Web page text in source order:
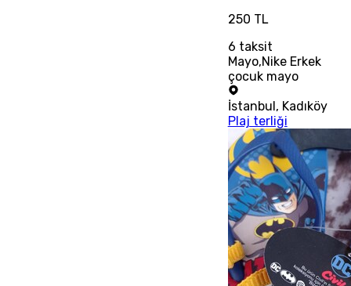
250 TL
6 taksit
Mayo,Nike Erkek
çocuk mayo
İstanbul, Kadıköy
Plaj terliği